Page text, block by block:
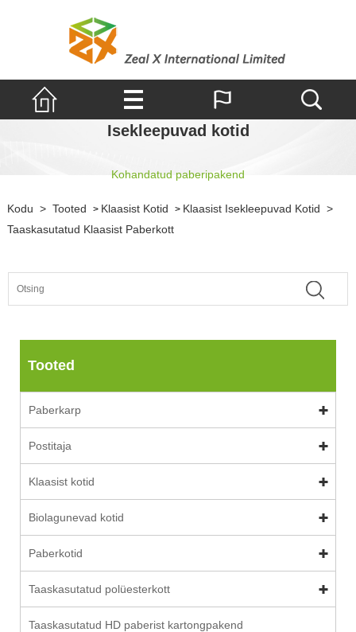
Isekleepuvad kotid
Kohandatud paberipakend
Kodu > Tooted > Klaasist Kotid > Klaasist Isekleepuvad Kotid >
Taaskasutatud Klaasist Paberkott
Tooted
Paberkarp
Postitaja
Klaasist kotid
Biolagunevad kotid
Paberkotid
Taaskasutatud polüesterkott
Taaskasutatud HD paberist kartongpakend